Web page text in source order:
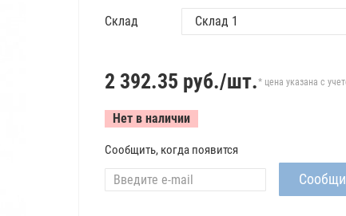
Склад
2 392.35 руб./шт.* цена указана с
Нет в наличии
Сообщить, когда появится